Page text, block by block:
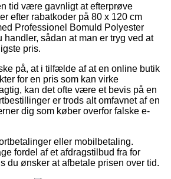
tid være gavnligt at efterprøve
efter rabatkoder på 80 x 120 cm
Professionel Bomuld Polyester
handler, sådan at man er tryg ved at
pris.
på, at i tilfælde af at en online butik
for en pris som kan virke
kan det ofte være et bevis på en
er trods alt omfavnet af en
dig som køber overfor falske e-
eller mobilbetaling.
fordel af et afdragstilbud fra for
du ønsker at afbetale prisen over tid.